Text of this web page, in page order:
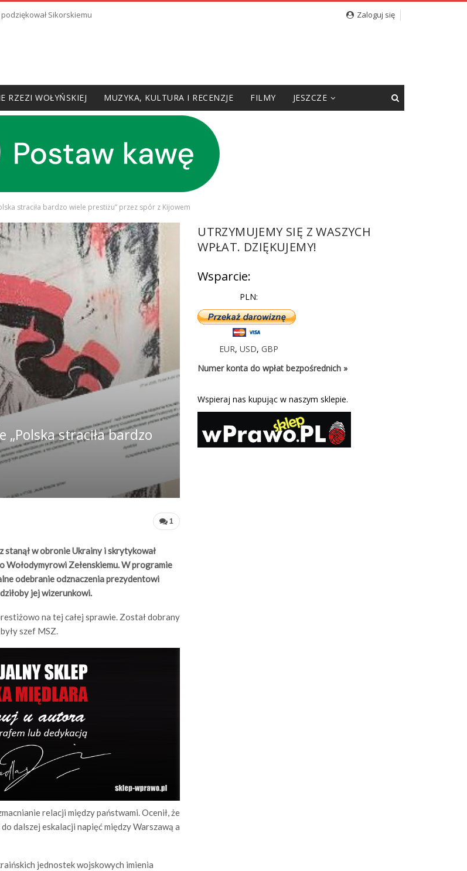
Sikorskiemu Zaloguj się
RZEZI WOŁYŃSKIEJ MUZYKA, KULTURA I RECENZJE FILMY JESZCZE
straciła bardzo wiele prestiżu” przez spór z Kijowem
straciła bardzo
1
stanął w obronie Ukrainy i skrytykował
Wołodymyrowi Zełenskiemu. W programie
odebranie odznaczenia prezydentowi
jej wizerunkowi.
na tej całej sprawie. Został dobrany
szef MSZ.
relacji między państwami. Ocenił, że
dalszej eskalacji napięć między Warszawą a
jednostek wojskowych imienia
UTRZYMUJEMY SIĘ Z WASZYCH
WPŁAT. DZIĘKUJEMY!
Wsparcie:
PLN:
EUR,USD,GBP
Numer konta do wpłat bezpośrednich »
Wspieraj nas kupując w naszym sklepie.